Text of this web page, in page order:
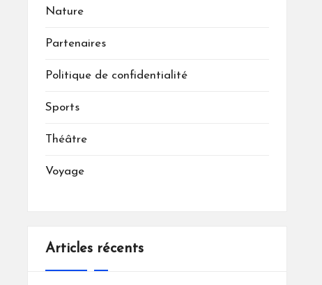
Nature
Partenaires
Politique de confidentialité
Sports
Théâtre
Voyage
Articles récents